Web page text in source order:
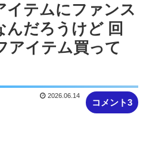
イテムにファンス
んだろうけど 回
アイテム買って
コメント3
2026.06.14